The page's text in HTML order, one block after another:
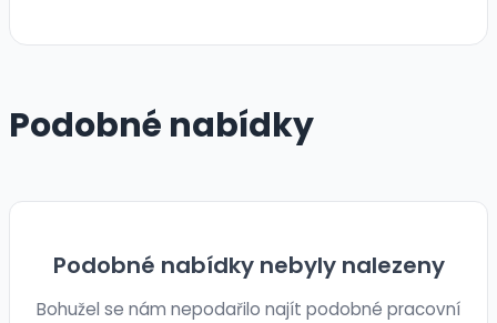
Podobné nabídky
Podobné nabídky nebyly nalezeny
Bohužel se nám nepodařilo najít podobné pracovní